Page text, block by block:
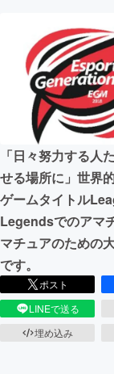
アー
テク
映像
ビジ
まち
「日々努力する人
せる場所に」世界
ゲームタイトル
Legendsでのアマ
マチュアのための
です。
ポスト
LINEで送る
埋め込み